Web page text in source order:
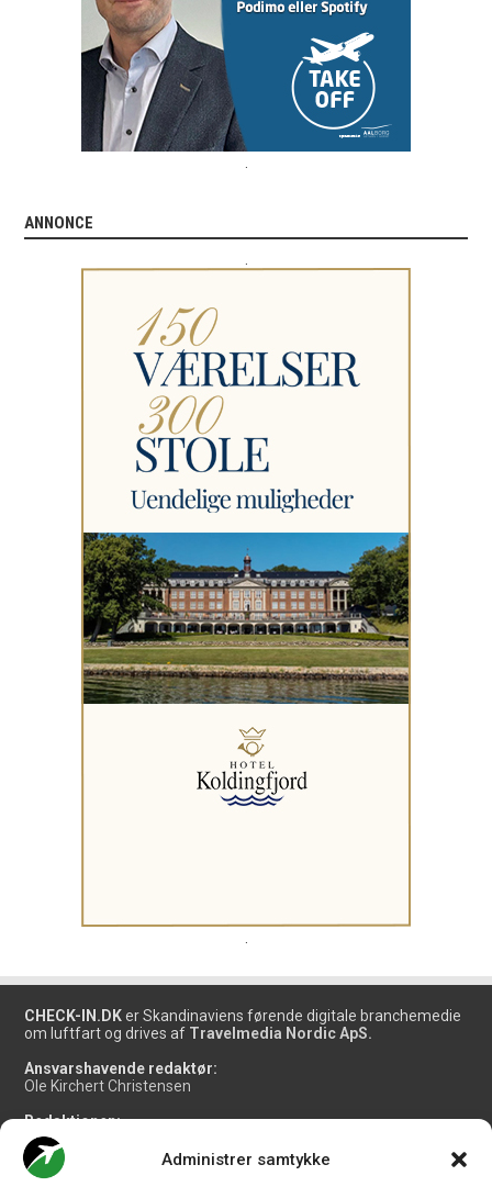
Administrer samtykke
ANNONCE
CHECK-IN.DK er Skandinaviens førende digitale branchemedie
om luftfart og drives af Travelmedia Nordic ApS.
Ansvarshavende redaktør:
Ole Kirchert Christensen
Redaktionen:
Christian Granhøj Skouboe
Henrik Baumgarten
Danny Longhi Andreasen